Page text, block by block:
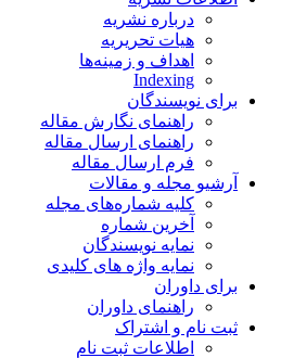
درباره نشریه
هیات تحریریه
اهداف و زمینه‌ها
Indexing
برای نویسندگان
راهنمای نگارش مقاله
راهنمای ارسال مقاله
فرم ارسال مقاله
آرشیو مجله و مقالات
کلیه شماره‌های مجله
آخرین شماره
نمایه نویسندگان
نمایه واژه های کلیدی
برای داوران
راهنمای داوران
ثبت نام و اشتراک
اطلاعات ثبت نام